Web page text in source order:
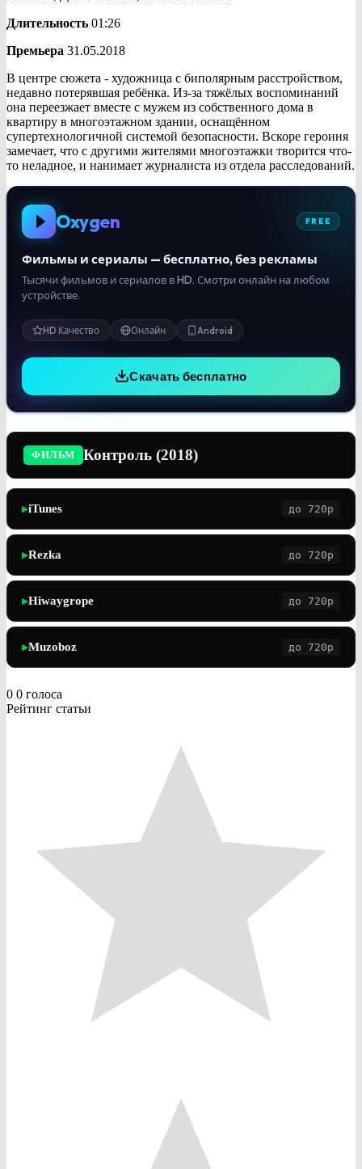
Длительность 01:26
Премьера 31.05.2018
В центре сюжета - художница с биполярным расстройством,
недавно потерявшая ребёнка. Из-за тяжёлых воспоминаний
она переезжает вместе с мужем из собственного дома в
квартиру в многоэтажном здании, оснащённом
супертехнологичной системой безопасности. Вскоре героиня
замечает, что с другими жителями многоэтажки творится что-
то неладное, и нанимает журналиста из отдела расследований.
Oxygen FREE
Фильмы и сериалы — бесплатно, без рекламы
Тысячи фильмов и сериалов в HD. Смотри онлайн на любом
устройстве.
HD Качество Онлайн Android
Скачать бесплатно
ФИЛЬМ Контроль (2018)
▶iTunes до 720p
▶Rezka до 720p
▶Hiwaygrope до 720p
▶Muzoboz до 720p
0 0 голоса
Рейтинг статьи